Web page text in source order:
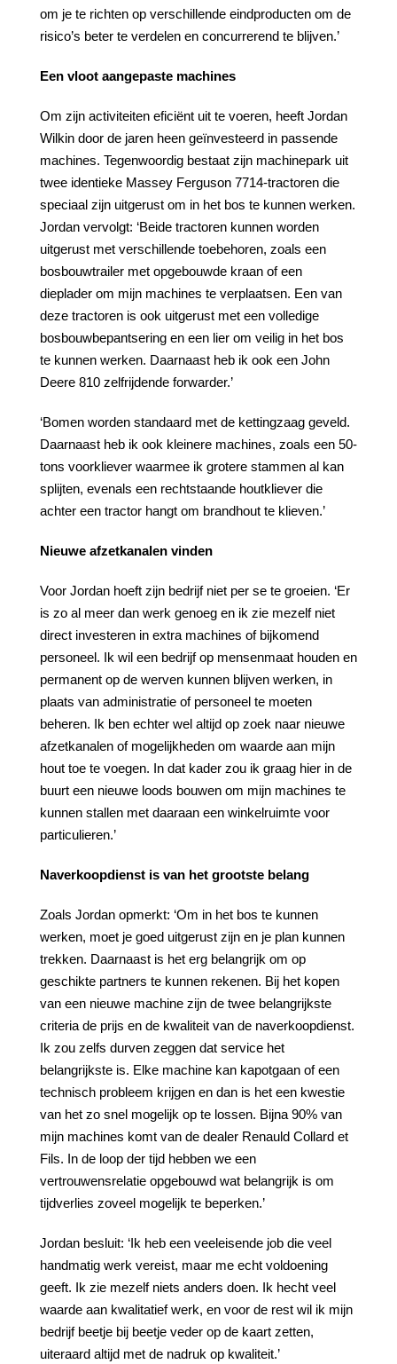
om je te richten op verschillende eindproducten om de
risico’s beter te verdelen en concurrerend te blijven.’
Een vloot aangepaste machines
Om zijn activiteiten eficiënt uit te voeren, heeft Jordan
Wilkin door de jaren heen geïnvesteerd in passende
machines. Tegenwoordig bestaat zijn machinepark uit
twee identieke Massey Ferguson 7714-tractoren die
speciaal zijn uitgerust om in het bos te kunnen werken.
Jordan vervolgt: ‘Beide tractoren kunnen worden
uitgerust met verschillende toebehoren, zoals een
bosbouwtrailer met opgebouwde kraan of een
dieplader om mijn machines te verplaatsen. Een van
deze tractoren is ook uitgerust met een volledige
bosbouwbepantsering en een lier om veilig in het bos
te kunnen werken. Daarnaast heb ik ook een John
Deere 810 zelfrijdende forwarder.’
‘Bomen worden standaard met de kettingzaag geveld.
Daarnaast heb ik ook kleinere machines, zoals een 50-
tons voorkliever waarmee ik grotere stammen al kan
splijten, evenals een rechtstaande houtkliever die
achter een tractor hangt om brandhout te klieven.’
Nieuwe afzetkanalen vinden
Voor Jordan hoeft zijn bedrijf niet per se te groeien. ‘Er
is zo al meer dan werk genoeg en ik zie mezelf niet
direct investeren in extra machines of bijkomend
personeel. Ik wil een bedrijf op mensenmaat houden en
permanent op de werven kunnen blijven werken, in
plaats van administratie of personeel te moeten
beheren. Ik ben echter wel altijd op zoek naar nieuwe
afzetkanalen of mogelijkheden om waarde aan mijn
hout toe te voegen. In dat kader zou ik graag hier in de
buurt een nieuwe loods bouwen om mijn machines te
kunnen stallen met daaraan een winkelruimte voor
particulieren.’
Naverkoopdienst is van het grootste belang
Zoals Jordan opmerkt: ‘Om in het bos te kunnen
werken, moet je goed uitgerust zijn en je plan kunnen
trekken. Daarnaast is het erg belangrijk om op
geschikte partners te kunnen rekenen. Bij het kopen
van een nieuwe machine zijn de twee belangrijkste
criteria de prijs en de kwaliteit van de naverkoopdienst.
Ik zou zelfs durven zeggen dat service het
belangrijkste is. Elke machine kan kapotgaan of een
technisch probleem krijgen en dan is het een kwestie
van het zo snel mogelijk op te lossen. Bijna 90% van
mijn machines komt van de dealer Renauld Collard et
Fils. In de loop der tijd hebben we een
vertrouwensrelatie opgebouwd wat belangrijk is om
tijdverlies zoveel mogelijk te beperken.’
Jordan besluit: ‘Ik heb een veeleisende job die veel
handmatig werk vereist, maar me echt voldoening
geeft. Ik zie mezelf niets anders doen. Ik hecht veel
waarde aan kwalitatief werk, en voor de rest wil ik mijn
bedrijf beetje bij beetje veder op de kaart zetten,
uiteraard altijd met de nadruk op kwaliteit.’